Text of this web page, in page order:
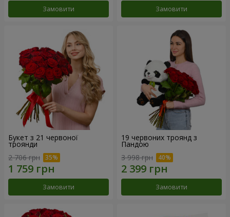
Замовити Замовити
Букет з 21 червоної
троянди
2 706 грн
Замовити
19 червоних троянд з
Пандою
3 998 грн
Замовити